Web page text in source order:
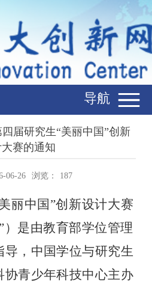
导航
届研究生“美丽中国”创新
赛的通知
06-26 浏览： 187
丽中国”创新设计大赛
）是由教育部学位管理
导，中国学位与研究生
协青少年科技中心主办